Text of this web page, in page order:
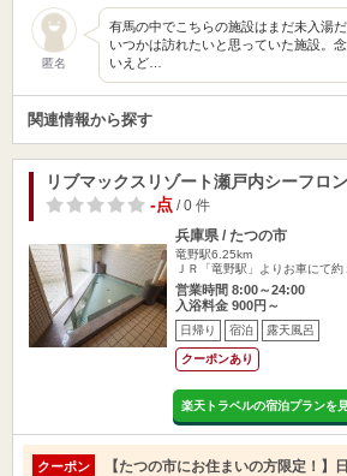
匿名
有馬の中でこちらの施設はまだ未入湯
いつかは訪れたいと思っていた施設。
いえど…
関連情報から探す
リブマックスリゾート瀬戸内シーフロ
-点/ 0 件
兵庫県 / たつの市
竜野駅6.25km
ＪＲ「竜野駅」よりお車にて約
営業時間 8:00～24:00
入浴料金 900円～
日帰り 宿泊 露天風呂
クーポンあり
楽天トラベルの宿泊プランを
クーポン
【たつの市にお住まいの方限定！】